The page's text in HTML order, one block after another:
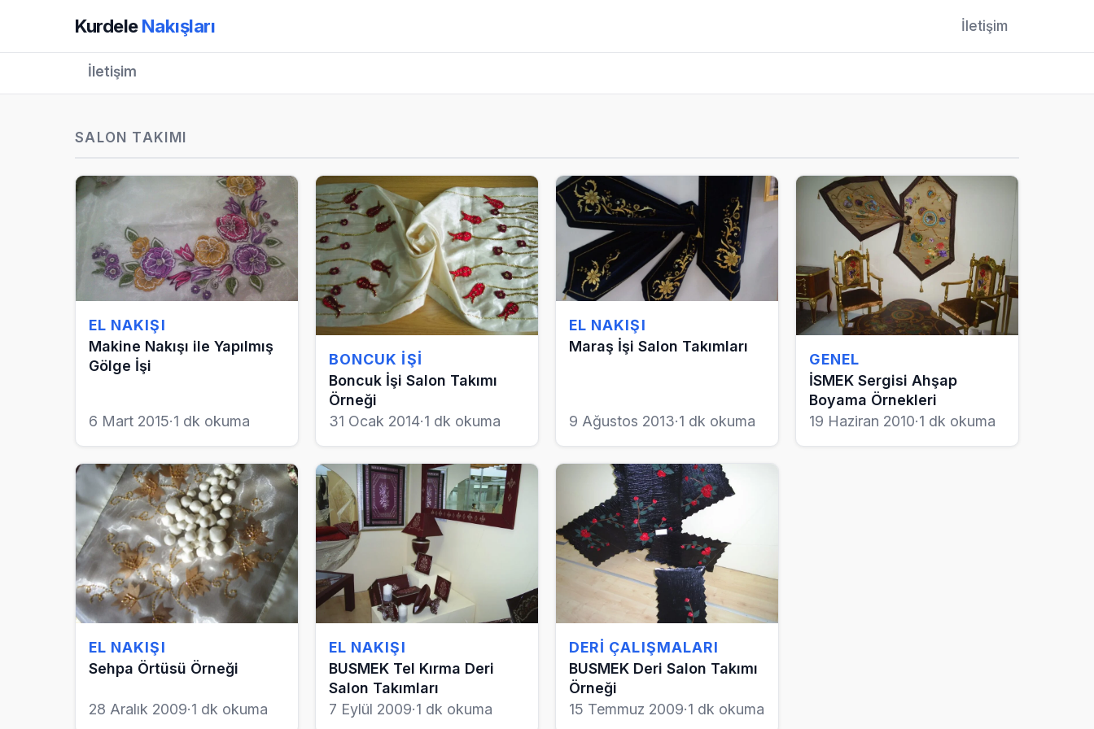
KurdeleNakışları İletişim
İletişim
SALON TAKIMI
EL NAKIŞI
Makine Nakışı ile Yapılmış
Gölge İşi
6 Mart 2015·1 dk okuma
BONCUK İŞI
Boncuk İşi Salon Takımı
Örneği
31 Ocak 2014·1 dk okuma
EL NAKIŞI
Maraş İşi Salon Takımları
9 Ağustos 2013·1 dk okuma
GENEL
İSMEK Sergisi Ahşap
Boyama Örnekleri
19 Haziran 2010·1 dk okuma
EL NAKIŞI
Sehpa Örtüsü Örneği
28 Aralık 2009·1 dk okuma
EL NAKIŞI
BUSMEK Tel Kırma Deri
Salon Takımları
7 Eylül 2009·1 dk okuma
DERI ÇALIŞMALARI
BUSMEK Deri Salon Takımı
Örneği
15 Temmuz 2009·1 dk okuma